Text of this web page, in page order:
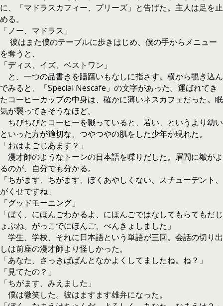
に、「マドラスカフィー、プリーズ」と告げた。主人は足を止
める。
「ノー、マドラス」
彼はまた僕のテーブルに歩きはじめ、僕の手からメニュー
を奪うと、
「ディス、イズ、ベストワン」
と、一つの品書きを躊躇いもなしに指さす。横から覗き込ん
でみると、「Special Nescafe」の文字があった。運ばれてき
たコーヒーカップの中身は、確かに薄いネスカフェだった。眠
気が襲ってきそうなほど。
ちびちびとコーヒーを啜っていると、若い、というより幼い
といった方が適切な、つやつやの肌をした少年が現れた。
「おはよごじあます？」
漫才師のようなトーンの日本語を喋りだした。眉間に皺がよ
るのが、自分でも分かる。
「ちがます、ちがます、ぼくあやしくない、スチューデント、
がくせですね」
「グッドモーニング」
「ぼく、にほんごわかるよ、にほんごではなしてもらてもだじ
ょぶね。がっこでにほんご、べんきょしました」
学生、学校、それに日本語という単語が三回。会話の切り出
しは前座の漫才師より怪しかった。
「あなた、さっきぱぱんとなかよくしてましたね。ね？」
「見てたの？」
「ちがます、みえました」
僕は微笑した。彼はますます雄弁になった。